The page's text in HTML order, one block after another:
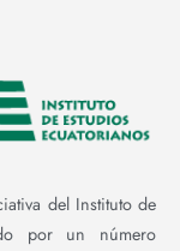
del Instituto de
por un número